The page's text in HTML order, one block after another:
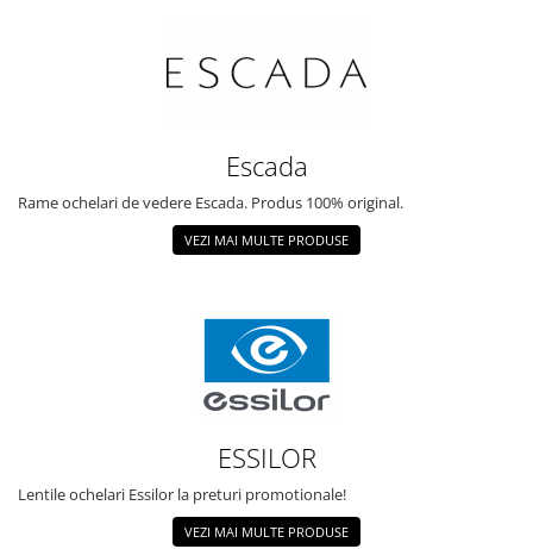
Escada
Rame ochelari de vedere Escada. Produs 100% original.
VEZI MAI MULTE PRODUSE
ESSILOR
Lentile ochelari Essilor la preturi promotionale!
VEZI MAI MULTE PRODUSE